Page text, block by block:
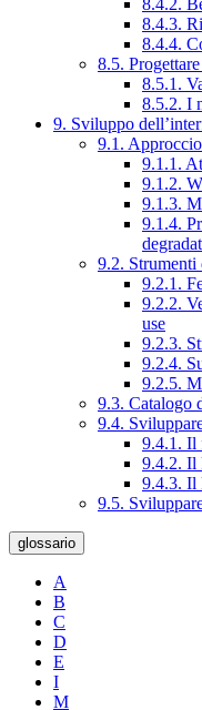
8.4.2.
8.4.3.
8.4.4.
8.5.
8.5.1.
8.5.2. I
9. Sviluppo
9.1.
9.1.1.
9.1.2.
9.1.3.
9.1.4.
9.2.
9.2.1.
9.2.2.
use
9.2.3.
9.2.4.
9.2.5.
9.3. Catalogo
9.4.
9.4.1. Il
9.4.2. Il
9.4.3. Il
9.5.
glossario
A
B
C
D
E
I
M